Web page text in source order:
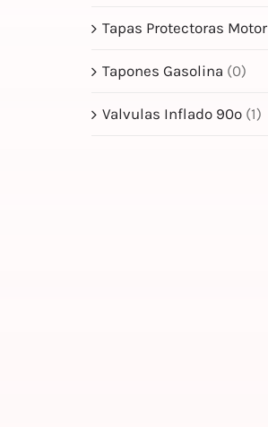
Tapas Protectoras Motor
Tapones Gasolina (0)
Valvulas Inflado 90º (1)